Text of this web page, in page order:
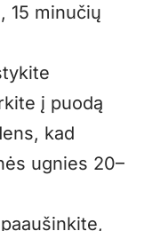
15 minučių
į puodą
kad
ugnies 20–